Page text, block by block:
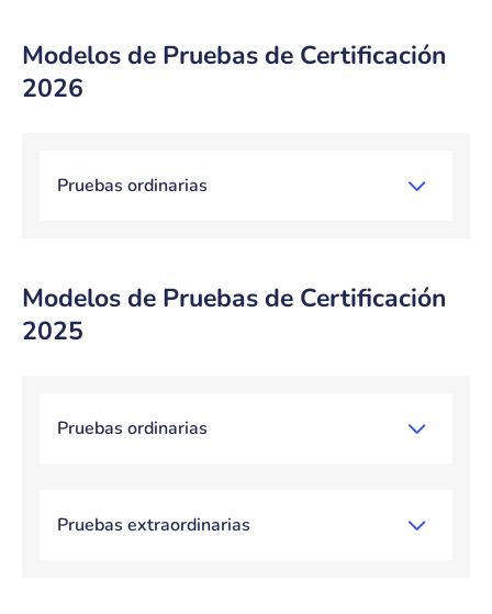
Modelos de Pruebas de Certificación
2026
Pruebas ordinarias
Modelos de Pruebas de Certificación
2025
Pruebas ordinarias
Pruebas extraordinarias